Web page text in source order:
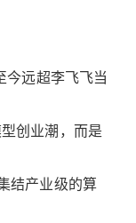
今远超李飞飞当
创业潮，而是
结产业级的算